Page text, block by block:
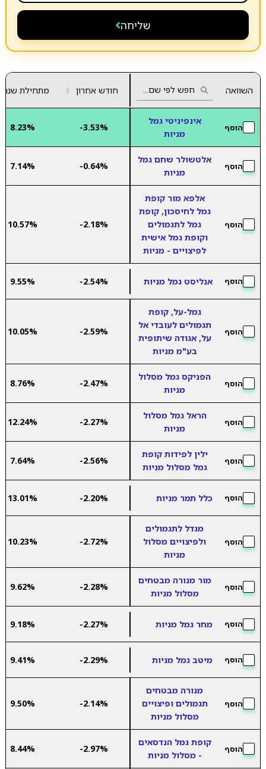
שליחה
השוואה חודש אחרון ▲
▼ מתחילת שנה
הוסף
אינפיניטי גמל
מניות
-3.53%
8.23%
הוסף
אלטשולר שחם גמל
מניות
-0.64%
7.14%
הוסף
אלפא מור קופת
גמל לחיסכון, קופת
גמל לתגמולים
וקופת גמל אישית
לפיצויים - מניות
-2.18%
10.57%
הוסף אנליסט גמל מניות -2.54%
9.55%
הוסף
גמל-על, קופת
תגמולים לעובדי אל
על, אגודה שיתופית
בע"מ מניות
-2.59%
10.05%
הוסף
הפניקס גמל מסלול
מניות
-2.47%
8.76%
הוסף
הראל גמל מסלול
מניות
-2.27%
12.24%
הוסף
ילין לפידות קופת
גמל מסלול מניות
-2.56%
7.64%
הוסף כלל תמר מניות -2.20%
13.01%
הוסף
מגדל לתגמולים
ולפיצויים מסלול
מניות
-2.72%
10.23%
הוסף
מור מנורה מבטחים
מסלול מניות
-2.28%
9.62%
הוסף מחר גמל מניות -2.27%
9.18%
הוסף מיטב גמל מניות -2.29%
9.41%
הוסף
מנורה מבטחים
תגמולים ופיצויים
מסלול מניות
-2.14%
9.50%
הוסף
קופת גמל הנדסאים
- מסלול מניות
-2.97%
8.44%